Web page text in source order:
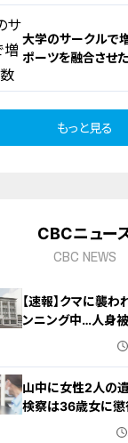
大学のサークルで
ポーツを融合させ
もっと見る
CBCニュー
CBC NEWS
【速報】クマに襲
ンニング中…人身
今シーズン初めて
山中に女性2人の
検察は36歳女に懲
棄時に近くに居続